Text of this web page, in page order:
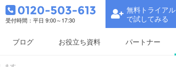
受付時間：平日 9:00～17:30
無料トライアル
で試してみる
ブログ お役立ち資料 パートナー